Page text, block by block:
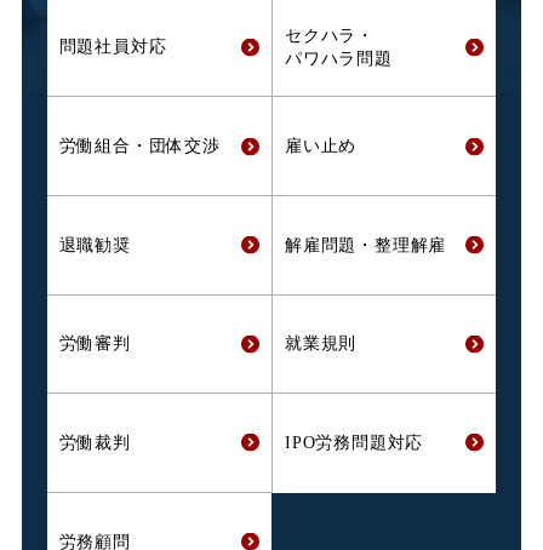
問題社員対応
セクハラ・
パワハラ問題
労働組合・ 団体交渉 雇い止め
退職勧奨 解雇問題・ 整理解雇
労働審判 就業規則
労働裁判 IPO労務問題対応
労務顧問